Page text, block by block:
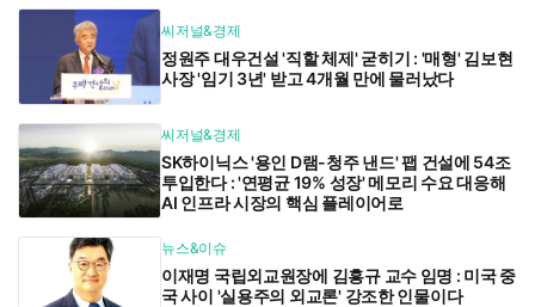
씨저널&경제
정원주 대우건설 '직할 체제' 굳히기 : '매형' 김보현
사장 '임기 3년' 받고 4개월 만에 물러났다
씨저널&경제
SK하이닉스 '용인 D램-청주 낸드' 팹 건설에 54조
투입한다 : '연평균 19% 성장' 메모리 수요 대응해
AI 인프라 시장의 핵심 플레이어로
뉴스&이슈
이재명 국립외교원장에 김흥규 교수 임명 : 미국 중
국 사이 '실용주의 외교론' 강조한 인물이다